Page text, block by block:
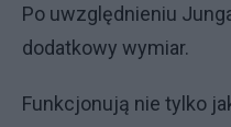
Po uwzględnieniu
dodatkowy wymiar.
Funkcjonują nie tylko